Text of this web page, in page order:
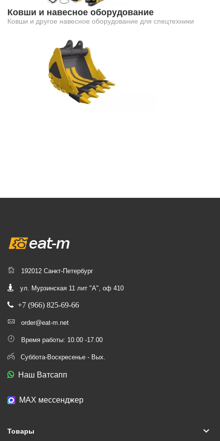
Ковши и навесное оборудование
Ковши и другое навесное оборудование для спецтехники
192012 Санкт-Петербург
ул. Мурзинская 11 лит "А", оф 410
+7 (966) 825-69-66
order@eat-m.net
Время работы: 10.00 -17.00
Суббота-Воскресенье - Вых.
Наш Ватсапп
МАХ мессенджер
Товары keyboard_arrow_down